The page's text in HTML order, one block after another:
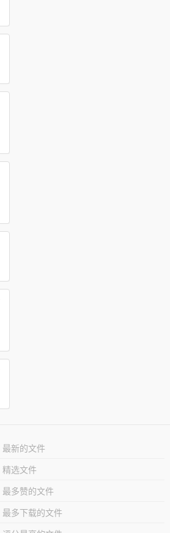
最新的文件
精选文件
最多赞的文件
最多下载的文件